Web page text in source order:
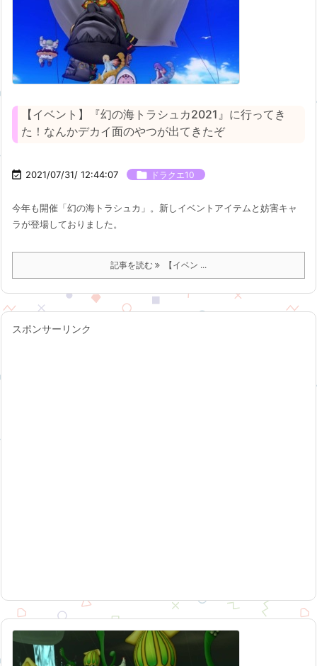
【イベント】『幻の海トラシュカ2021』に行ってき
た！なんかデカイ面のやつが出てきたぞ
 2021/07/31/ 12:44:07  ドラクエ10
今年も開催「幻の海トラシュカ」。新しイベントアイテムと妨害キャ
ラが登場しておりました。
記事を読む 【イベン ...
スポンサーリンク